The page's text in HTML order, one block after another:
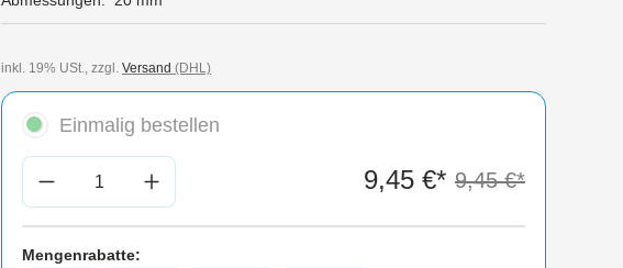
inkl. 19% USt., zzgl. Versand (DHL)
Einmalig bestellen
Produkt Anzahl: Gib den gewünschten Wert ein
9,45 €* 9,45 €*
Mengenrabatte: